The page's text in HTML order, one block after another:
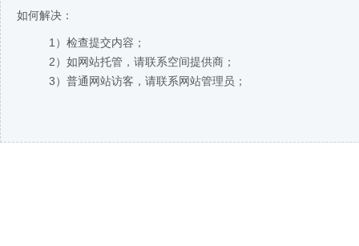
如何解决：
1）检查提交内容；
2）如网站托管，请联系空间提供商；
3）普通网站访客，请联系网站管理员；